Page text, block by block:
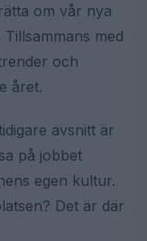
om vår nya
med
och
året.
avsnitt är
på jobbet
egen kultur.
Det är där